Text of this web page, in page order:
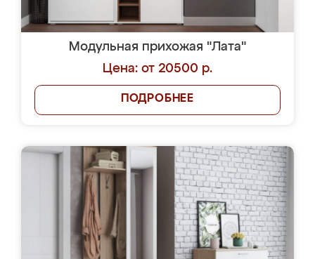
Модульная прихожая "Лата"
Цена: от 20500 р.
ПОДРОБНЕЕ